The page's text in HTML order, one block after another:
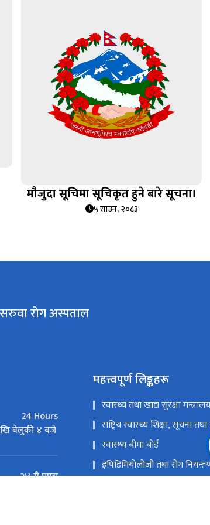
मौजुदा सूचिमा सूचिकृत हुने बारे सूचना।
५ साउन, २०८३
रोग अस्पताल
24 Hours
बेलुकी ४ बजे
२४ सै घण्टा
महत्त्वपूर्ण लिङ्कहरू
स्वास्थ्य तथा खाद्य सुरक्षा मन्त्रालय
राष्ट्रिय स्वास्थ्य शिक्षा, सूचना
स्वास्थ्य बीमा बोर्ड
इपिडिमियोलोजी तथा रोग